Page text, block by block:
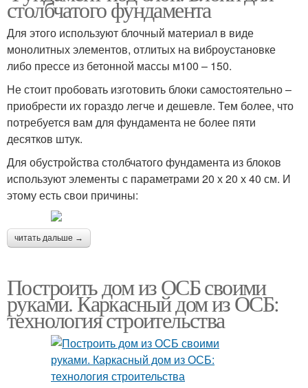
столбчатого фундамента
Для этого используют блочный материал в виде
монолитных элементов, отлитых на виброустановке
либо прессе из бетонной массы м100 – 150.
Не стоит пробовать изготовить блоки самостоятельно –
приобрести их гораздо легче и дешевле. Тем более, что
потребуется вам для фундамента не более пяти
десятков штук.
Для обустройства столбчатого фундамента из блоков
используют элементы с параметрами 20 х 20 х 40 см. И
этому есть свои причины:
читать дальше →
Построить дом из ОСБ своими
руками. Каркасный дом из ОСБ:
технология строительства